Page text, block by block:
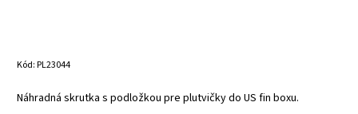
Kód:PL23044
Náhradná skrutka s podložkou pre plutvičky do US fin boxu.